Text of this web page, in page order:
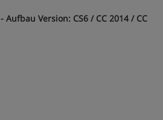
- Aufbau Version: CS6 / CC 2014 / CC